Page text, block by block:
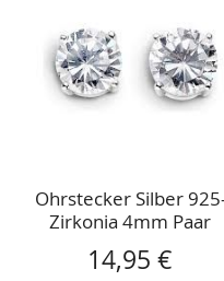
HINZUFÜGEN
Ohrstecker Silber
Zirkonia 4mm Paar
14,95 €